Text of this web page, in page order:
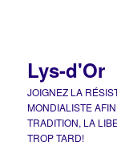
Lys-d'Or
JOIGNEZ LA
MONDIALISTE
TRADITION, LA
TROP TARD!